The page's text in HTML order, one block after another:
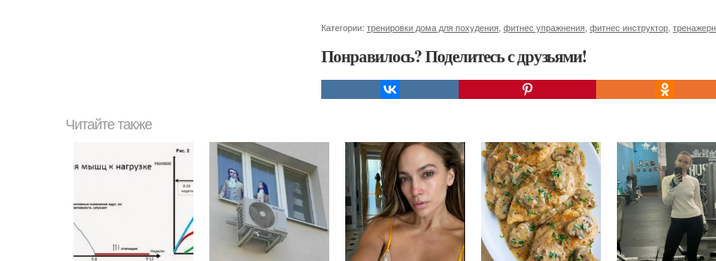
Категории: тренировки дома для похудения фитнес упражнения фитнес инструктор
Понравилось? Поделитесь с друзьями!
Читайте также